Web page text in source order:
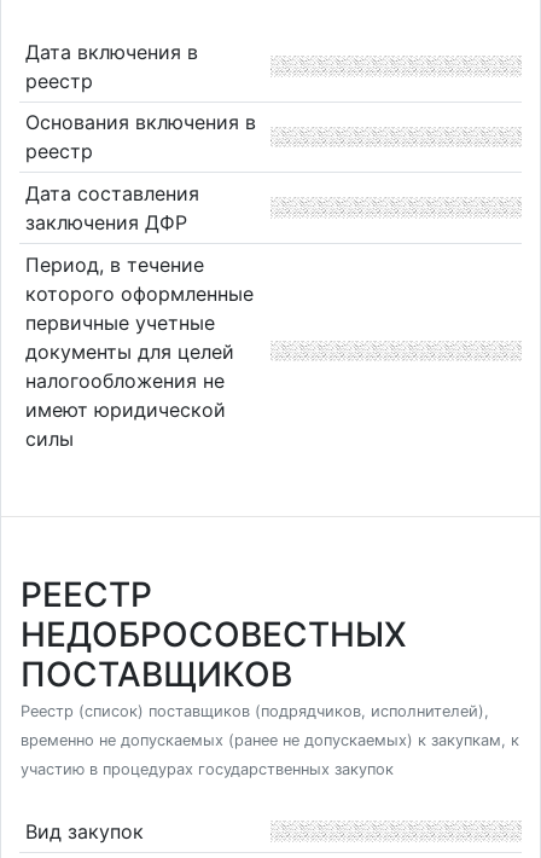
Дата включения в
реестр
Основания включения в
реестр
Дата составления
заключения ДФР
Период, в течение
которого оформленные
первичные учетные
документы для целей
налогообложения не
имеют юридической
силы
РЕЕСТР
НЕДОБРОСОВЕСТНЫХ
ПОСТАВЩИКОВ
Реестр (список) поставщиков (подрядчиков, исполнителей),
временно не допускаемых (ранее не допускаемых) к закупкам, к
участию в процедурах государственных закупок
Вид закупок